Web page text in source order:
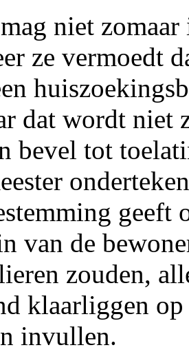
niet
ze vermoedt
dat wordt niet
bevel tot
geeft
van de
zouden,
klaarliggen
invullen.